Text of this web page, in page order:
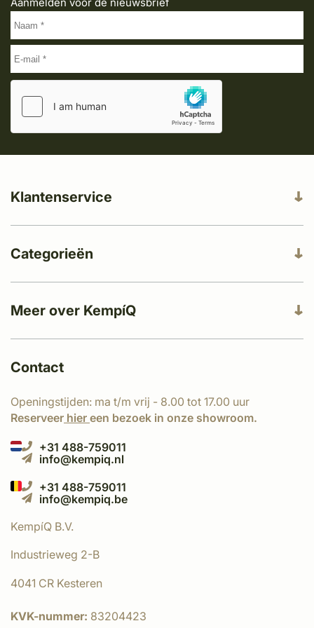
Aanmelden voor de nieuwsbrief
Meer over KempíQ
Klantenservice
Categorieën
Contact
Openingstijden: ma t/m vrij - 8.00 tot 17.00 uur
Reserveer hier een bezoek in onze showroom.
+31 488-759011
info@kempiq.nl
+31 488-759011
info@kempiq.be
KempíQ B.V.
Industrieweg 2-B
4041 CR Kesteren
KVK-nummer: 83204423